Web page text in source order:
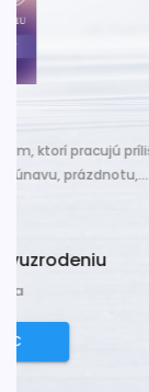
Príbeh bez